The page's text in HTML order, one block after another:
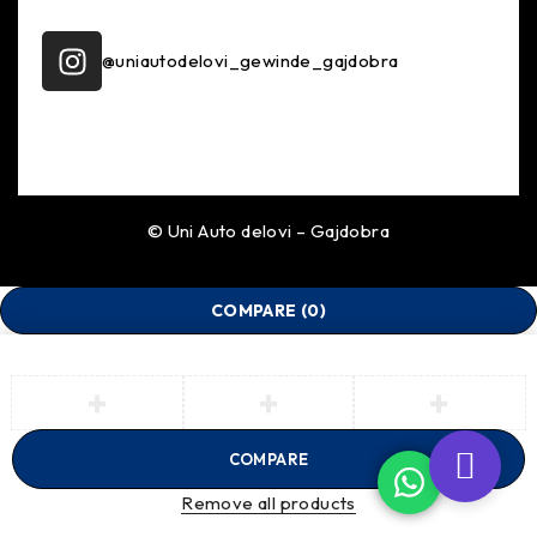
Idealna opruga za svaki automobil
ST Sport opruge su dizajnirane da rade besprekorno sa
da to ne bude ugroženo. U zavisnosti od nivoa spuštanja
različite krutosti koje su u skladu sa standardnim
amortizerima. Jednostavno rečeno, što je veći progib, to je
Prednosti koje imate sa montazom spuštenih sportskih
opruga:
@uniautodelovi_gewinde_gajdobra
© Uni Auto delovi – Gajdobra
COMPARE (0)
COMPARE
Remove all products